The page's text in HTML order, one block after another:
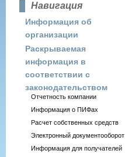
Навигация
Информация об
организации
Раскрываемая
информация в
соответствии с
законодательством
Отчетность компании
Информация о ПИФах
Расчет собственных средств
Электронный документооборот
Информация для получателей